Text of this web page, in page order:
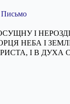
Письмо
І
НЕБА І
І В ДУХА